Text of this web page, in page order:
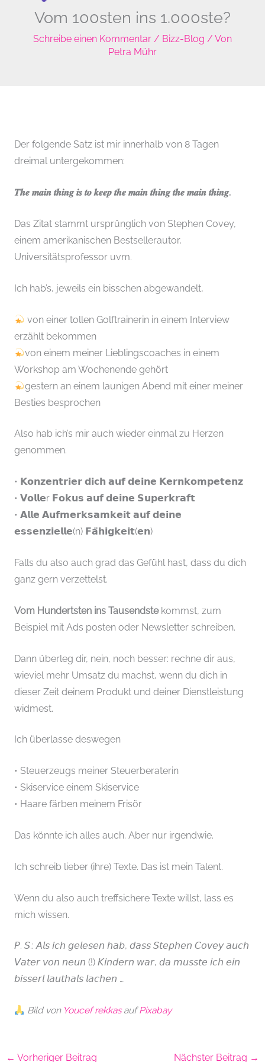
Vom 100sten ins 1.000ste?
Schreibe einen Kommentar / Bizz-Blog / Von
Petra Mühr
Der folgende Satz ist mir innerhalb von 8 Tagen
dreimal untergekommen:
𝑻𝒉𝒆 𝒎𝒂𝒊𝒏 𝒕𝒉𝒊𝒏𝒈 𝒊𝒔 𝒕𝒐 𝒌𝒆𝒆𝒑 𝒕𝒉𝒆 𝒎𝒂𝒊𝒏 𝒕𝒉𝒊𝒏𝒈 𝒕𝒉𝒆 𝒎𝒂𝒊𝒏 𝒕𝒉𝒊𝒏𝒈.
Das Zitat stammt ursprünglich von Stephen Covey,
einem amerikanischen Bestsellerautor,
Universitätsprofessor uvm.
Ich hab’s, jeweils ein bisschen abgewandelt,
von einer tollen Golftrainerin in einem Interview
erzählt bekommen
von einem meiner Lieblingscoaches in einem
Workshop am Wochenende gehört
gestern an einem launigen Abend mit einer meiner
Besties besprochen
Also hab ich’s mir auch wieder einmal zu Herzen
genommen.
• 𝗞𝗼𝗻𝘇𝗲𝗻𝘁𝗿𝗶𝗲𝗿 𝗱𝗶𝗰𝗵 𝗮𝘂𝗳 𝗱𝗲𝗶𝗻𝗲 𝗞𝗲𝗿𝗻𝗸𝗼𝗺𝗽𝗲𝘁𝗲𝗻𝘇
• 𝗩𝗼𝗹𝗹𝗲r 𝗙𝗼𝗸𝘂𝘀 𝗮𝘂𝗳 𝗱𝗲𝗶𝗻𝗲 𝗦𝘂𝗽𝗲𝗿𝗸𝗿𝗮𝗳𝘁
• 𝗔𝗹𝗹𝗲 𝗔𝘂𝗳𝗺𝗲𝗿𝗸𝘀𝗮𝗺𝗸𝗲𝗶𝘁 𝗮𝘂𝗳 𝗱𝗲𝗶𝗻𝗲
𝗲𝘀𝘀𝗲𝗻𝘇𝗶𝗲𝗹𝗹𝗲(n) 𝗙𝗮̈𝗵𝗶𝗴𝗸𝗲𝗶𝘁(𝗲𝗻)
Falls du also auch grad das Gefühl hast, dass du dich
ganz gern verzettelst.
Vom Hundertsten ins Tausendstekommst, zum
Beispiel mit Ads posten oder Newsletter schreiben.
Dann überleg dir, nein, noch besser: rechne dir aus,
wieviel mehr Umsatz du machst, wenn du dich in
dieser Zeit deinem Produkt und deiner Dienstleistung
widmest.
Ich überlasse deswegen
• Steuerzeugs meiner Steuerberaterin
• Skiservice einem Skiservice
• Haare färben meinem Frisör
Das könnte ich alles auch. Aber nur irgendwie.
Ich schreib lieber (ihre) Texte. Das ist mein Talent.
Wenn du also auch treffsichere Texte willst, lass es
mich wissen.
𝘗. 𝘚.: 𝘈𝘭𝘴 𝘪𝘤𝘩 𝘨𝘦𝘭𝘦𝘴𝘦𝘯 𝘩𝘢𝘣, 𝘥𝘢𝘴𝘴 𝘚𝘵𝘦𝘱𝘩𝘦𝘯 𝘊𝘰𝘷𝘦𝘺 𝘢𝘶𝘤𝘩
𝘝𝘢𝘵𝘦𝘳 𝘷𝘰𝘯 𝘯𝘦𝘶𝘯 (!) 𝘒𝘪𝘯𝘥𝘦𝘳𝘯 𝘸𝘢𝘳, 𝘥𝘢 𝘮𝘶𝘴𝘴𝘵𝘦 𝘪𝘤𝘩 𝘦𝘪𝘯
𝘣𝘪𝘴𝘴𝘦𝘳𝘭 𝘭𝘢𝘶𝘵𝘩𝘢𝘭𝘴 𝘭𝘢𝘤𝘩𝘦𝘯 …
Bild von Youcef rekkasaufPixabay
← Vorheriger Beitrag Nächster Beitrag →